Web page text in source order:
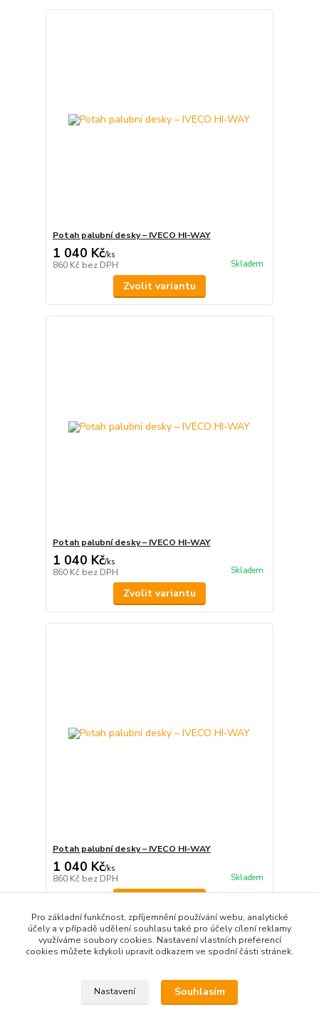
Potah palubní desky – IVECO HI-WAY
1 040 Kč/ks
860 Kč bez DPH Skladem
Zvolit variantu
Potah palubní desky – IVECO HI-WAY
1 040 Kč/ks
860 Kč bez DPH Skladem
Zvolit variantu
Potah palubní desky – IVECO HI-WAY
1 040 Kč/ks
860 Kč bez DPH Skladem
strana
Pro základní funkčnost, zpříjemnění používání webu, analytické
účely a v případě udělení souhlasu také pro účely cílení reklamy
využíváme soubory cookies. Nastavení vlastních preferencí
cookies můžete kdykoli upravit odkazem ve spodní části stránek.
Nastavení Souhlasím